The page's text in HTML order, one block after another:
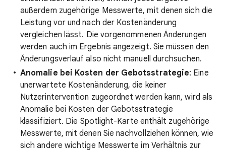
außerdem zugehörige Messwerte, mit denen sich die
Leistung vor und nach der Kostenänderung
vergleichen lässt. Die vorgenommenen Änderungen
werden auch im Ergebnis angezeigt. Sie müssen den
Änderungsverlauf also nicht manuell durchsuchen.
Anomalie bei Kosten der Gebotsstrategie: Eine
unerwartete Kostenänderung, die keiner
Nutzerintervention zugeordnet werden kann, wird als
Anomalie bei Kosten der Gebotsstrategie
klassifiziert. Die Spotlight-Karte enthält zugehörige
Messwerte, mit denen Sie nachvollziehen können, wie
sich andere wichtige Messwerte im Verhältnis zur